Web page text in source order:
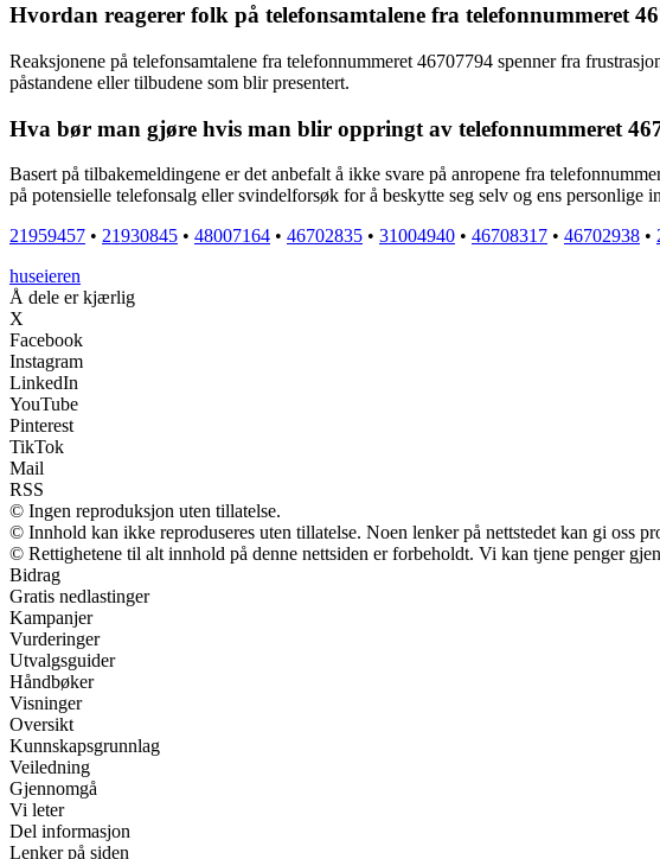
Hvordan reagerer folk på telefonsamtalene fra telefonnummeret
Reaksjonene på telefonsamtalene fra telefonnummeret 46707794 spenner fra
påstandene eller tilbudene som blir presentert.
Hva bør man gjøre hvis man blir oppringt av telefonnummeret
Basert på tilbakemeldingene er det anbefalt å ikke svare på anropene fra
på potensielle telefonsalg eller svindelforsøk for å beskytte seg selv og ens personlige
21959457 • 21930845 • 48007164 • 46702835 • 31004940 • 46708317 • 46702938 •
huseieren
Å dele er kjærlig
X
Facebook
Instagram
LinkedIn
YouTube
Pinterest
TikTok
Mail
RSS
© Ingen reproduksjon uten tillatelse.
© Innhold kan ikke reproduseres uten tillatelse. Noen lenker på nettstedet kan gi oss
© Rettighetene til alt innhold på denne nettsiden er forbeholdt. Vi kan tjene penger
Bidrag
Gratis nedlastinger
Kampanjer
Vurderinger
Utvalgsguider
Håndbøker
Visninger
Oversikt
Kunnskapsgrunnlag
Veiledning
Gjennomgå
Vi leter
Del informasjon
Lenker på siden